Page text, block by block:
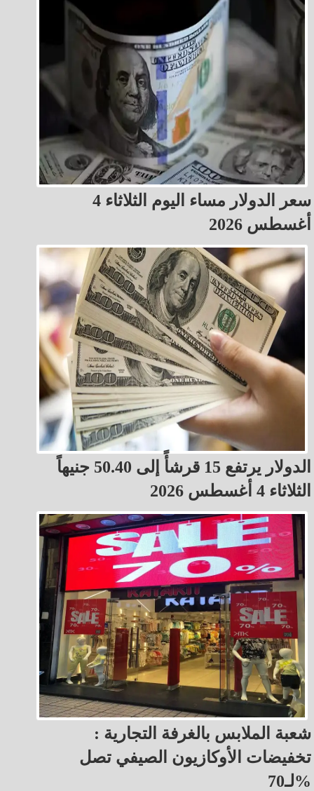
سعر الدولار مساء اليوم الثلاثاء 4
أغسطس 2026
الدولار يرتفع 15 قرشأً إلى 50.40 جنيهاً
الثلاثاء 4 أغسطس 2026
شعبة الملابس بالغرفة التجارية :
تخفيضات الأوكازيون الصيفي تصل
لـ70%